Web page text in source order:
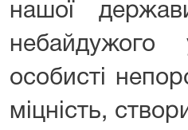
нашої
особисті
міцність,